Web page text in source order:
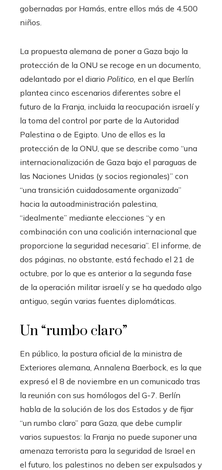
gobernadas por Hamás, entre ellos más de 4.500
niños.
La propuesta alemana de poner a Gaza bajo la
protección de la ONU se recoge en un documento,
adelantado por el diario Politico, en el que Berlín
plantea cinco escenarios diferentes sobre el
futuro de la Franja, incluida la reocupación israelí y
la toma del control por parte de la Autoridad
Palestina o de Egipto. Uno de ellos es la
protección de la ONU, que se describe como “una
internacionalización de Gaza bajo el paraguas de
las Naciones Unidas (y socios regionales)” con
“una transición cuidadosamente organizada”
hacia la autoadministración palestina,
“idealmente” mediante elecciones “y en
combinación con una coalición internacional que
proporcione la seguridad necesaria”. El informe, de
dos páginas, no obstante, está fechado el 21 de
octubre, por lo que es anterior a la segunda fase
de la operación militar israelí y se ha quedado algo
antiguo, según varias fuentes diplomáticas.
Un “rumbo claro”
En público, la postura oficial de la ministra de
Exteriores alemana, Annalena Baerbock, es la que
expresó el 8 de noviembre en un comunicado tras
la reunión con sus homólogos del G-7. Berlín
habla de la solución de los dos Estados y de fijar
“un rumbo claro” para Gaza, que debe cumplir
varios supuestos: la Franja no puede suponer una
amenaza terrorista para la seguridad de Israel en
el futuro, los palestinos no deben ser expulsados y